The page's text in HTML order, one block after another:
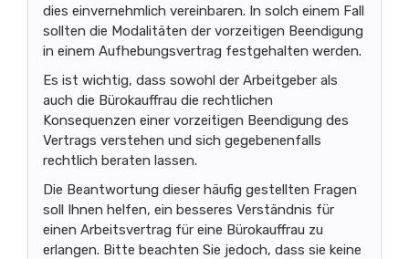
dies einvernehmlich vereinbaren. In solch einem Fall
sollten die Modalitäten der vorzeitigen Beendigung
in einem Aufhebungsvertrag festgehalten werden.
Es ist wichtig, dass sowohl der Arbeitgeber als
auch die Bürokauffrau die rechtlichen
Konsequenzen einer vorzeitigen Beendigung des
Vertrags verstehen und sich gegebenenfalls
rechtlich beraten lassen.
Die Beantwortung dieser häufig gestellten Fragen
soll Ihnen helfen, ein besseres Verständnis für
einen Arbeitsvertrag für eine Bürokauffrau zu
erlangen. Bitte beachten Sie jedoch, dass sie keine